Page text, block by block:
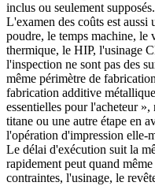
inclus ou seulement supposés.
L'examen des coûts est
poudre, le temps machine, le
thermique, le HIP, l'usinage
l'inspection ne sont pas des
même périmètre de
fabrication additive
essentielles pour l'acheteur
titane ou une autre étape en
l'opération d'impression elle-
Le délai d'exécution suit la
rapidement peut quand
contraintes, l'usinage, le